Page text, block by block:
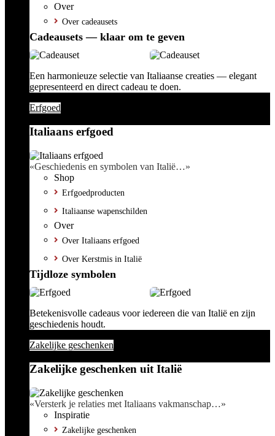
Over
Over cadeausets
Cadeausets — klaar om te geven
Een harmonieuze selectie van Italiaanse creaties — elegant
gepresenteerd en direct cadeau te doen.
Erfgoed
Italiaans erfgoed
«Geschiedenis en symbolen van Italië…»
Shop
Erfgoedproducten
Italiaanse wapenschilden
Over
Over Italiaans erfgoed
Over Kerstmis in Italië
Tijdloze symbolen
Betekenisvolle cadeaus voor iedereen die van Italië en zijn
geschiedenis houdt.
Zakelijke geschenken
Zakelijke geschenken uit Italië
«Versterk je relaties met Italiaans vakmanschap…»
Inspiratie
Zakelijke geschenken